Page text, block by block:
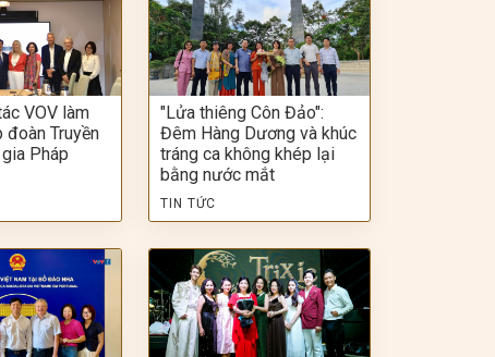
VOV làm
đoàn Truyền
Pháp
"Lửa thiêng Côn Đảo":
Đêm Hàng Dương và khúc
tráng ca không khép lại
bằng nước mắt
TIN TỨC